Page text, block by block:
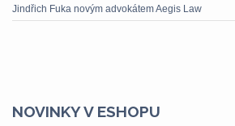
Jindřich Fuka novým advokátem Aegis Law
NOVINKY V ESHOPU